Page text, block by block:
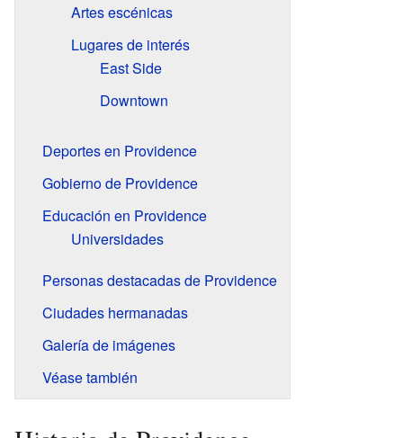
Artes escénicas
Lugares de interés
East Side
Downtown
Deportes en Providence
Gobierno de Providence
Educación en Providence
Universidades
Personas destacadas de Providence
Ciudades hermanadas
Galería de imágenes
Véase también